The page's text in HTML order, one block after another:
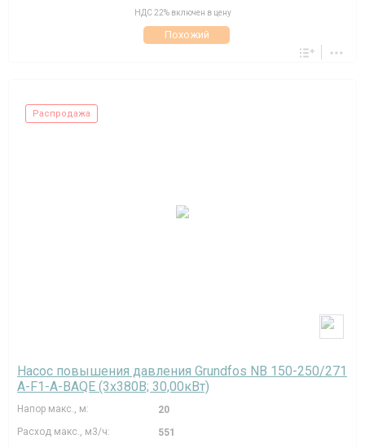
НДС 22% включен в цену
Похожий
Распродажа
Насос повышения давления Grundfos NB 150-250/271
A-F1-A-BAQE (3х380В; 30,00кВт)
Напор макс., м:
20
Расход макс., м3/ч:
551